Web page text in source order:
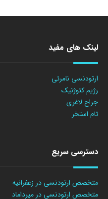
لینک های مفید
ارتودنسی نامرئی
رژیم کتوژنیک
جراح لاغری
تام استخر
دسترسی سریع
متخصص ارتودنسی در زعفرانیه
متخصص ارتودنسی در میرداماد